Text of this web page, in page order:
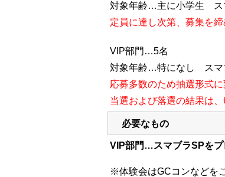
対象年齢…主に小学生 ス
定員に達し次第、募集を
VIP部門…5名
対象年齢…特になし スマ
応募多数のため抽選形式
当選および落選の結果は
必要なもの
VIP部門…スマブラSPをプ
※体験会はGCコンなどを